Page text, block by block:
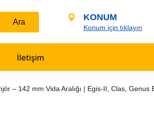
KONUM
Konum için tıklayın
İletişim
– 142 mm Vida Aralığı | Egis-II, Clas, Genus